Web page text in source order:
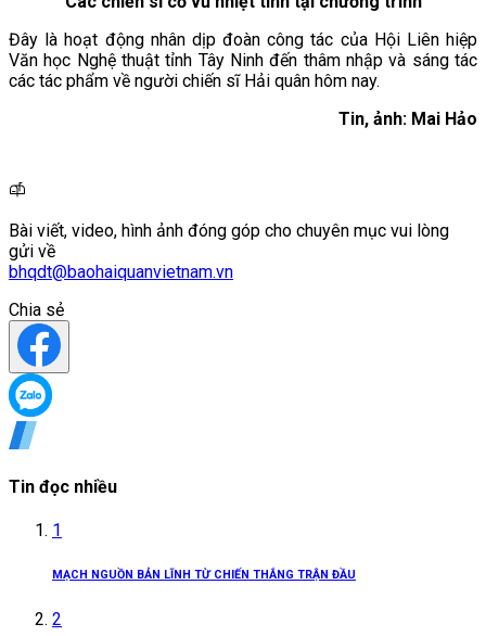
Đây là hoạt động nhân dịp đoàn công tác của Hội Liên hiệp
Văn học Nghệ thuật tỉnh Tây Ninh đến thâm nhập và sáng tác
các tác phẩm về người chiến sĩ Hải quân hôm nay.
Tin, ảnh: Mai Hảo
Bài viết, video, hình ảnh đóng góp cho chuyên mục vui lòng
gửi về
bhqdt@baohaiquanvietnam.vn
Chia sẻ
Tin đọc nhiều
1
MẠCH NGUỒN BẢN LĨNH TỪ CHIẾN THẮNG TRẬN ĐẦU
2